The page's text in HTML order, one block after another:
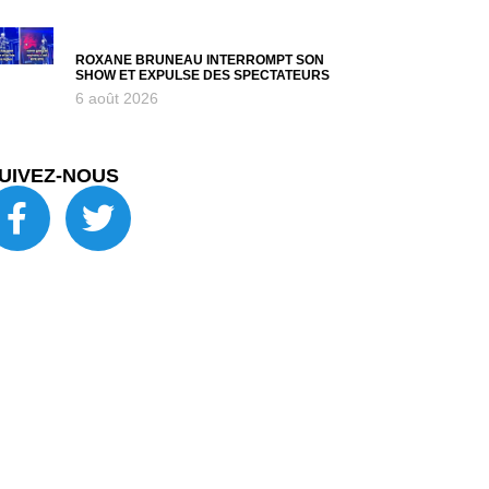
ROXANE BRUNEAU INTERROMPT SON
SHOW ET EXPULSE DES SPECTATEURS
6 août 2026
NOUS